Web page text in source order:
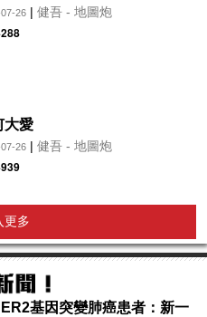
26| 健吾 - 地圖炮
大愛
26| 健吾 - 地圖炮
更多
基因突變肺癌患者：新一